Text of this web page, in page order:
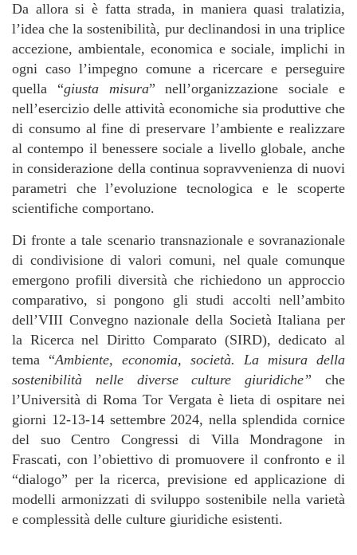
Da allora si è fatta strada, in maniera quasi tralatizia,
l’idea che la sostenibilità, pur declinandosi in una triplice
accezione, ambientale, economica e sociale, implichi in
ogni caso l’impegno comune a ricercare e perseguire
quella “giusta misura” nell’organizzazione sociale e
nell’esercizio delle attività economiche sia produttive che
di consumo al fine di preservare l’ambiente e realizzare
al contempo il benessere sociale a livello globale, anche
in considerazione della continua sopravvenienza di nuovi
parametri che l’evoluzione tecnologica e le scoperte
scientifiche comportano.
Di fronte a tale scenario transnazionale e sovranazionale
di condivisione di valori comuni, nel quale comunque
emergono profili diversità che richiedono un approccio
comparativo, si pongono gli studi accolti nell’ambito
dell’VIII Convegno nazionale della Società Italiana per
la Ricerca nel Diritto Comparato (SIRD), dedicato al
tema “Ambiente, economia, società. La misura della
sostenibilità nelle
diverse culture giuridiche”che
l’Università di Roma Tor Vergata è lieta di ospitare nei
giorni 12-13-14 settembre 2024, nella splendida cornice
del suo Centro Congressi di Villa Mondragone in
Frascati, con l’obiettivo di promuovere il confronto e il
“dialogo” per la ricerca, previsione ed applicazione di
modelli armonizzati di sviluppo sostenibile nella varietà
e complessità delle culture giuridiche esistenti.